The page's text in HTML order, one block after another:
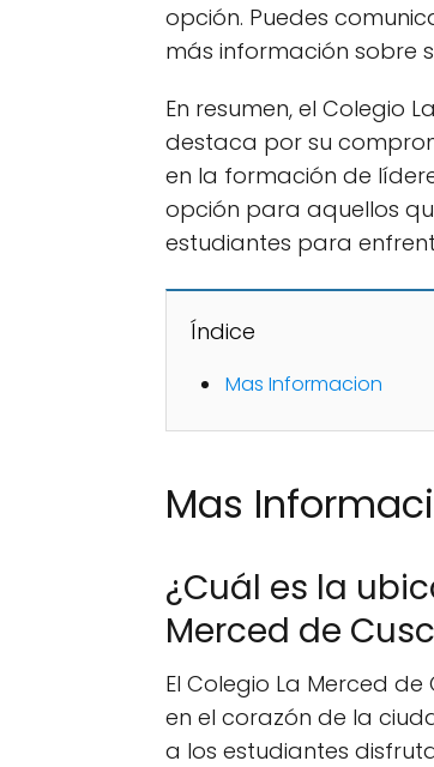
opción. Puedes
más información sobre
En resumen, el Colegio
destaca por su
en la formación de
opción para aquellos
estudiantes para
Índice
Mas Informacion
Mas
¿Cuál es la
Merced de
El Colegio La Merced
en el corazón de la
a los estudiantes